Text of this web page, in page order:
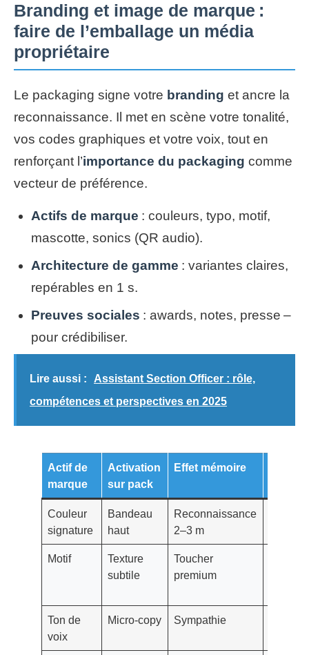
Branding et image de marque :
faire de l’emballage un média
propriétaire
Le packaging signe votre branding et ancre la
reconnaissance. Il met en scène votre tonalité,
vos codes graphiques et votre voix, tout en
renforçant l’importance du packaging comme
vecteur de préférence.
Actifs de marque : couleurs, typo, motif,
mascotte, sonics (QR audio).
Architecture de gamme : variantes claires,
repérables en 1 s.
Preuves sociales : awards, notes, presse –
pour crédibiliser.
Lire aussi :
Assistant Section Officer : rôle,
compétences et perspectives en 2025
Actif de
marque
Activation
sur pack
Effet mémoire
Couleur
signature
Bandeau
haut
Reconnaissance
2–3 m
Motif
Texture
subtile
Toucher
premium
Ton de
voix
Micro‑copy Sympathie